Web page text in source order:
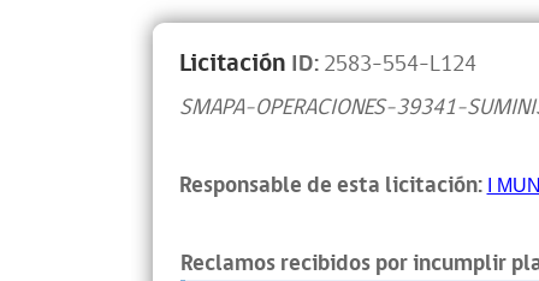
Licitación ID:2583-554-L124
SMAPA-OPERACIONES-39341-
Responsable de esta licitación:I
Reclamos recibidos por incumplir